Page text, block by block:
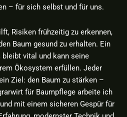
– für sich selbst und für uns.
Risiken frühzeitig zu erkennen,
Baum gesund zu erhalten. Ein
bleibt vital und kann seine
Ökosystem erfüllen. Jeder
Ziel: den Baum zu stärken –
für Baumpflege arbeite ich
mit einem sicheren Gespür für